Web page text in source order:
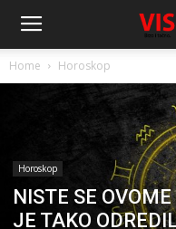
Home Horoskop
Horoskop
NISTE SE
JE TAKO